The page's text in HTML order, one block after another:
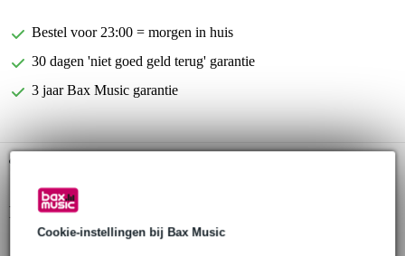
Cookie-instellingen bij Bax Music
Bestel voor 23:00 = morgen in huis
30 dagen 'niet goed geld terug' garantie
3 jaar Bax Music garantie
Productinformatie
Fazley stemmechanieken set voor basgitaar